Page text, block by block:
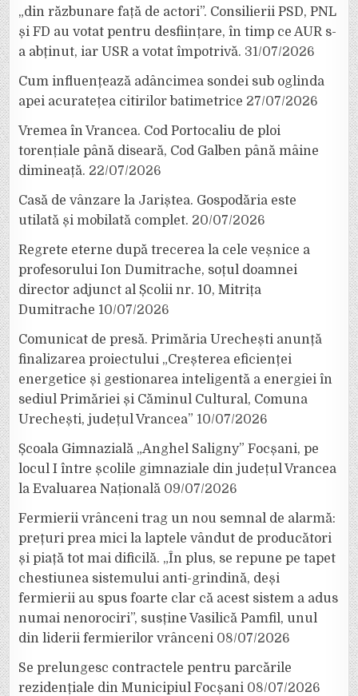
„din răzbunare față de actori”. Consilierii PSD, PNL
și FD au votat pentru desființare, în timp ce AUR s-
a abținut, iar USR a votat împotrivă. 31/07/2026
Cum influențează adâncimea sondei sub oglinda
apei acuratețea citirilor batimetrice 27/07/2026
Vremea în Vrancea. Cod Portocaliu de ploi
torențiale până diseară, Cod Galben până mâine
dimineață. 22/07/2026
Casă de vânzare la Jariștea. Gospodăria este
utilată și mobilată complet. 20/07/2026
Regrete eterne după trecerea la cele veșnice a
profesorului Ion Dumitrache, soțul doamnei
director adjunct al Școlii nr. 10, Mitrița
Dumitrache 10/07/2026
Comunicat de presă. Primăria Urechești anunță
finalizarea proiectului „Creșterea eficienței
energetice și gestionarea inteligentă a energiei în
sediul Primăriei și Căminul Cultural, Comuna
Urechești, județul Vrancea” 10/07/2026
Școala Gimnazială „Anghel Saligny” Focșani, pe
locul I între școlile gimnaziale din județul Vrancea
la Evaluarea Națională 09/07/2026
Fermierii vrânceni trag un nou semnal de alarmă:
prețuri prea mici la laptele vândut de producători
și piață tot mai dificilă. „În plus, se repune pe tapet
chestiunea sistemului anti-grindină, deși
fermierii au spus foarte clar că acest sistem a adus
numai nenorociri”, susține Vasilică Pamfil, unul
din liderii fermierilor vrânceni 08/07/2026
Se prelungesc contractele pentru parcările
rezidențiale din Municipiul Focșani 08/07/2026